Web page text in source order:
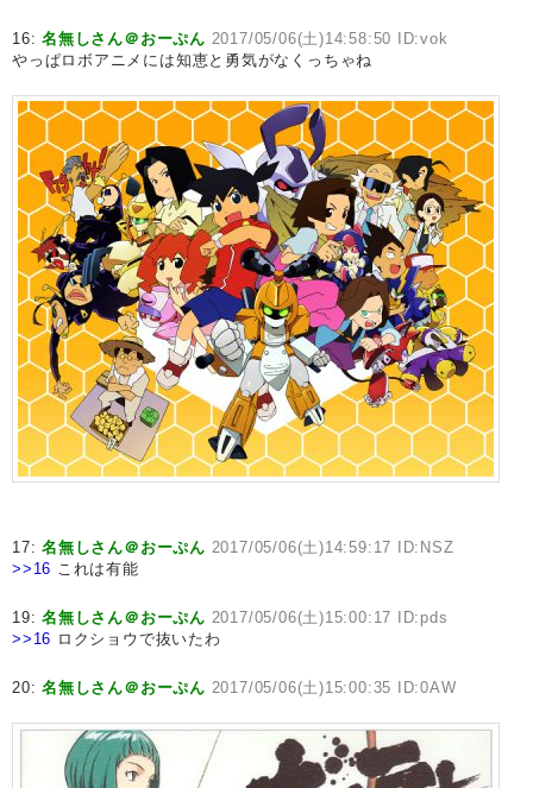
16:名無しさん＠おーぷん 2017/05/06(土)14:58:50 ID:vok
やっぱロボアニメには知恵と勇気がなくっちゃね
17:名無しさん＠おーぷん 2017/05/06(土)14:59:17 ID:NSZ
>>16 これは有能
19:名無しさん＠おーぷん 2017/05/06(土)15:00:17 ID:pds
>>16 ロクショウで抜いたわ
20:名無しさん＠おーぷん 2017/05/06(土)15:00:35 ID:0AW